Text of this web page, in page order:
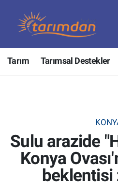
Tarım Tarımsal Destekler
Sulu arazide
Konya
beklentisi
Tarım
Hayvancılık
Tarımsal Destekler
Tarım Bakanlığı
Nöbetçi Eczaneler
Hava Durumu
Tüm Manşetler
Son Dakika Haberleri